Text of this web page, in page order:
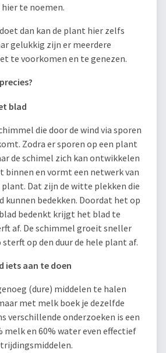
te noemen.
dan kan de plant hier zelfs
gelukkig zijn er meerdere
te voorkomen en te genezen.
die door de wind via sporen
Zodra er sporen op een plant
de schimel zich kan ontwikkelen
binnen en vormt een netwerk van
plant. Dat zijn de witte plekken die
kunnen bedekken. Doordat het op
bedenkt krijgt het blad te
af. De schimmel groeit sneller
op den duur de hele plant af.
iets aan te doen
(dure) middelen te halen
met melk boek je dezelfde
verschillende onderzoeken is een
melk en 60% water even effectief